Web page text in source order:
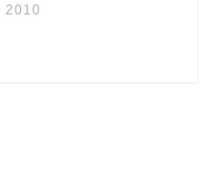
2010